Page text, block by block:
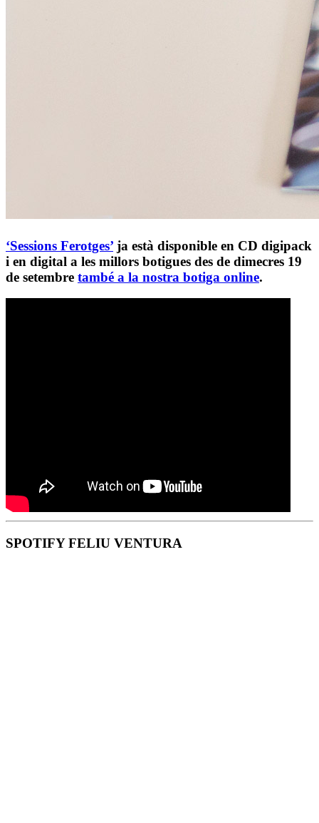
‘Sessions Ferotges’ ja està disponible en CD digipack
i en digital a les millors botigues des de dimecres 19
de setembre també a la nostra botiga online.
SPOTIFY FELIU VENTURA